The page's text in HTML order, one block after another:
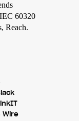
60320
Reach.
Wire